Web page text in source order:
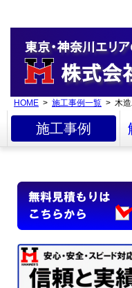
HOME > 施工事例一覧 > 木
施工事例